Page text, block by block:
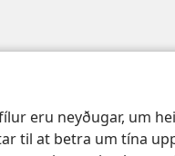
eru neyðugar, um
til at betra um tína